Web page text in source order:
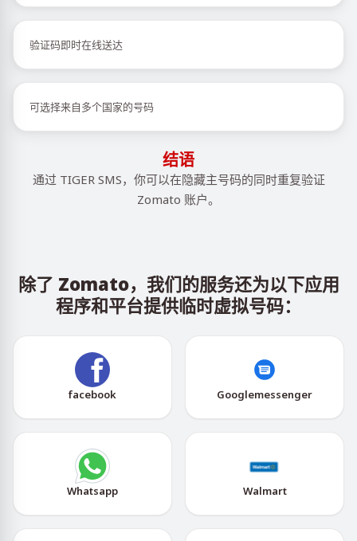
验证码即时在线送达
可选择来自多个国家的号码
结语
通过 TIGER SMS，你可以在隐藏主号码的同时重复验证
Zomato 账户。
除了 Zomato，我们的服务还为以下应用
程序和平台提供临时虚拟号码：
facebook Googlemessenger
Whatsapp Walmart